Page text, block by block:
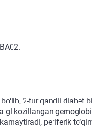
2-tur qandli diabet
glikozillangan
periferik